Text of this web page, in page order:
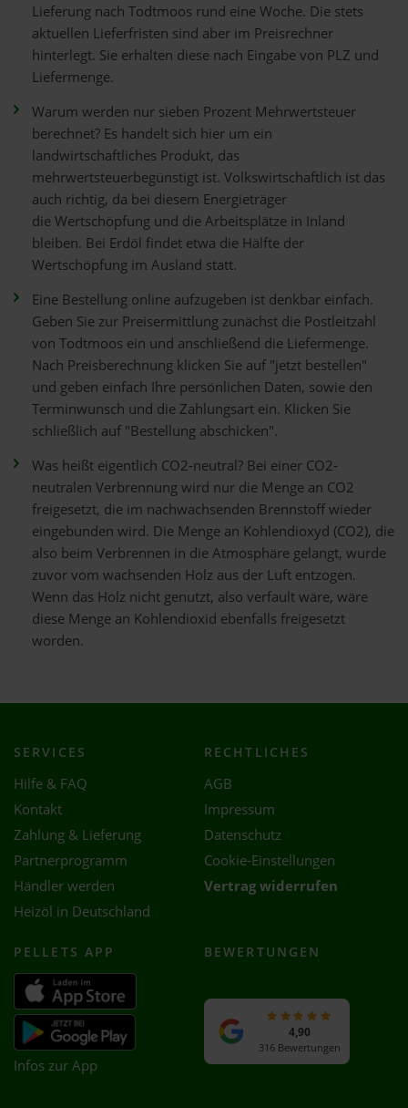
Lieferung nach Todtmoos rund eine Woche. Die stets
aktuellen Lieferfristen sind aber im Preisrechner
hinterlegt. Sie erhalten diese nach Eingabe von PLZ und
Liefermenge.
Warum werden nur sieben Prozent Mehrwertsteuer
berechnet? Es handelt sich hier um ein
landwirtschaftliches Produkt, das
mehrwertsteuerbegünstigt ist. Volkswirtschaftlich ist das
auch richtig, da bei diesem Energieträger
die Wertschöpfung und die Arbeitsplätze in Inland
bleiben. Bei Erdöl findet etwa die Hälfte der
Wertschöpfung im Ausland statt.
Eine Bestellung online aufzugeben ist denkbar einfach.
Geben Sie zur Preisermittlung zunächst die Postleitzahl
von Todtmoos ein und anschließend die Liefermenge.
Nach Preisberechnung klicken Sie auf "jetzt bestellen"
und geben einfach Ihre persönlichen Daten, sowie den
Terminwunsch und die Zahlungsart ein. Klicken Sie
schließlich auf "Bestellung abschicken".
Was heißt eigentlich CO2-neutral? Bei einer CO2-
neutralen Verbrennung wird nur die Menge an CO2
freigesetzt, die im nachwachsenden Brennstoff wieder
eingebunden wird. Die Menge an Kohlendioxyd (CO2), die
also beim Verbrennen in die Atmosphäre gelangt, wurde
zuvor vom wachsenden Holz aus der Luft entzogen.
Wenn das Holz nicht genutzt, also verfault wäre, wäre
diese Menge an Kohlendioxid ebenfalls freigesetzt
worden.
SERVICES
Hilfe & FAQ
Kontakt
Zahlung & Lieferung
Partnerprogramm
Händler werden
Heizöl in Deutschland
RECHTLICHES
AGB
Impressum
Datenschutz
Cookie-Einstellungen
Vertrag widerrufen
PELLETS APP
Infos zur App
BEWERTUNGEN
4,90
316 Bewertungen